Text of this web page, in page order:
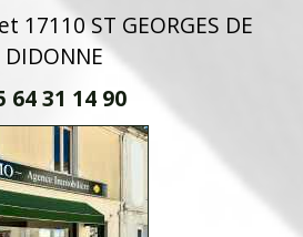
17110 ST GEORGES DE
DIDONNE
64 31 14 90